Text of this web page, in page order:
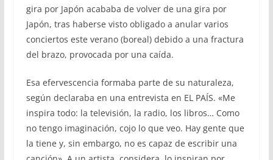
gira por Japón acababa de volver de una gira por
Japón, tras haberse visto obligado a anular varios
conciertos este verano (boreal) debido a una fractura
del brazo, provocada por una caída.
Esa efervescencia formaba parte de su naturaleza,
según declaraba en una entrevista en EL PAÍS. «Me
inspira todo: la televisión, la radio, los libros… Como
no tengo imaginación, cojo lo que veo. Hay gente que
la tiene y, sin embargo, no es capaz de escribir una